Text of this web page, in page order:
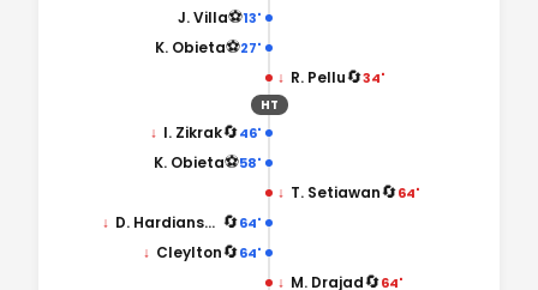
13'
⚽
J. Villa
27'
⚽
K. Obieta
↓ R. Pellu🔄34'
HT
46'
🔄
↓ I. Zikrak
58'
⚽
K. Obieta
↓ T. Setiawan🔄64'
64'
🔄
↓ D. Hardiansyah
64'
🔄
↓ Cleylton
↓ M. Drajad🔄64'